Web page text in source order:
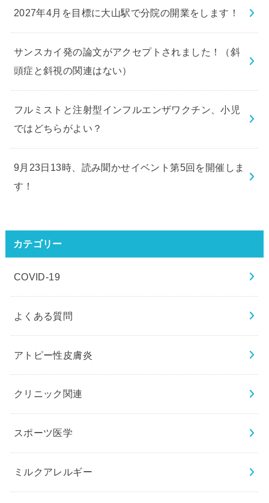
2027年4月を目標に大山駅で分院の開業をします！
サンスカイ発の論文がアクセプトされました！（斜
頭症と斜視の関連はない）
フルミストと注射型インフルエンザワクチン、小児
ではどちらがよい？
9月23日13時、読み聞かせイベント第5回を開催しま
す！
カテゴリー
COVID-19
よくある質問
アトピー性皮膚炎
クリニック関連
スポーツ医学
ミルクアレルギー